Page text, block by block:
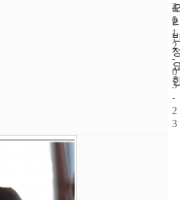
4
1
2
0
1
2
-
0
3
-
2
3